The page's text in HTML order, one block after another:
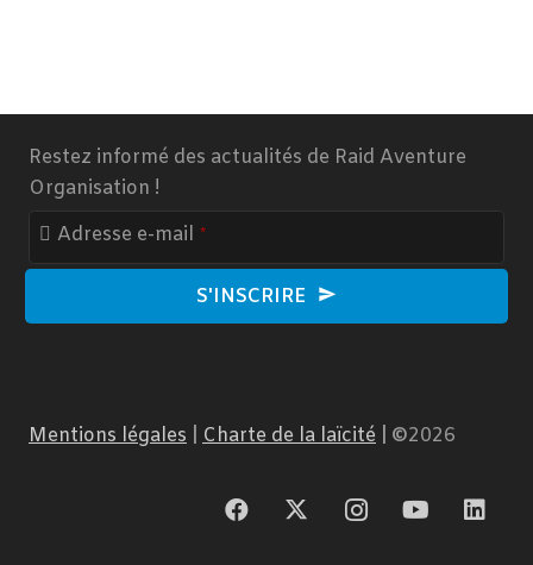
Restez informé des actualités de Raid Aventure
Organisation !
EmailAdresse e-mail *
S'INSCRIRE
Mentions légales Charte de la laïcité ©2026